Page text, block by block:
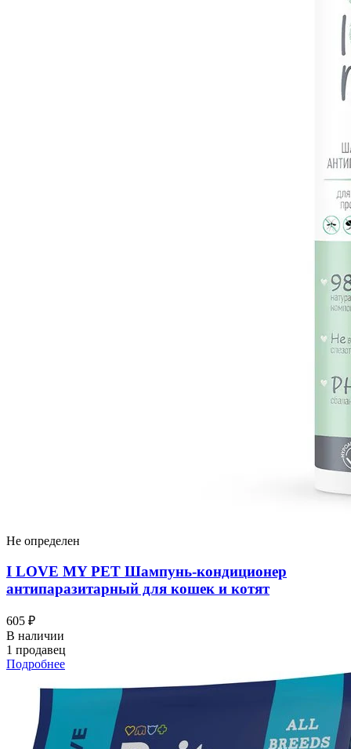
Не определен
I LOVЕ MY PET Шампунь-кондиционер
антипаразитарный для кошек и котят
605 ₽
В наличии
1 продавец
Подробнее